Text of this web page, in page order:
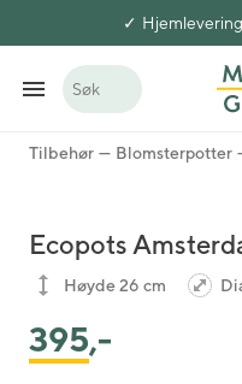
Søk
Tilbehør Blomsterpotter
Ecopots
Høyde 26 cm
395,-